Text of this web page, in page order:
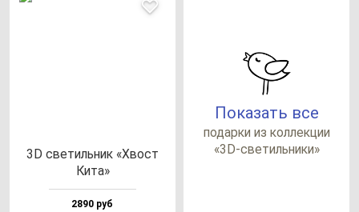
3D све­тиль­ник «Хвост
Кита»
2890 руб
Показать все
по­дар­ки из кол­лек­ции
«3D-све­тиль­ни­ки»